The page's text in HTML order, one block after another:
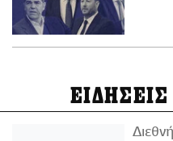
ΕΙΔΗΣΕΙΣ
Διεθνή